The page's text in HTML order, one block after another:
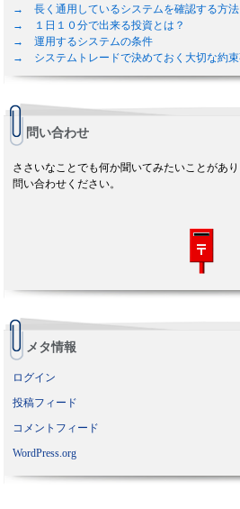
→ 長く通用しているシステムを確認する方法
→ １日１０分で出来る投資とは？
→ 運用するシステムの条件
→ システムトレードで決めておく大切な約
問い合わせ
ささいなことでも何か聞いてみたいことがあ
問い合わせください。
メタ情報
ログイン
投稿フィード
コメントフィード
WordPress.org